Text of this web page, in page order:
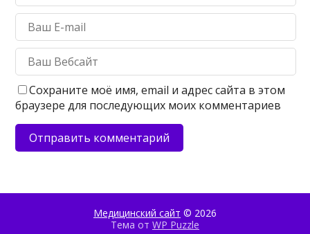
Сохраните моё имя, email и адрес сайта в этом
браузере для последующих моих комментариев
Медицинский сайт © 2026
Тема от WP Puzzle